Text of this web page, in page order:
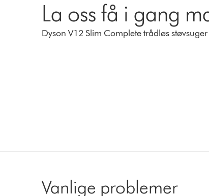
La oss få i gang
Dyson V12 Slim Complete trådløs støvsuger
Vanlige problemer